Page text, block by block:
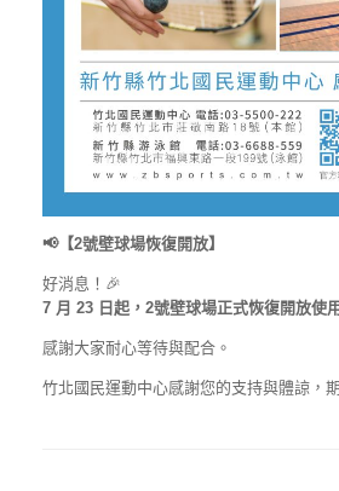
📢【2號壁球場恢復開放】
好消息！🎉
7 月 23 日起，2號壁球場正式恢復開放使
感謝大家耐心等待與配合。
竹北國民運動中心感謝您的支持與體諒，